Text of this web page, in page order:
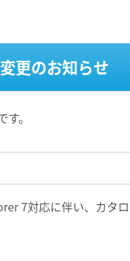
更のお知らせ
。
7対応に伴い、カタ